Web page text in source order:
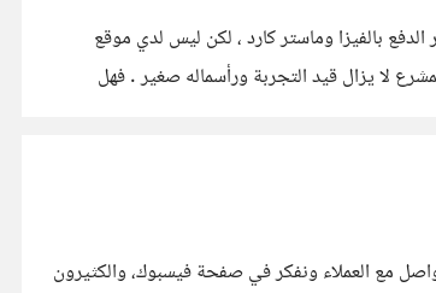
بالفيزا وماستر كارد ، لكن ليس لدي موقع
لا يزال قيد التجربة ورأسماله صغير . فهل
مع العملاء ونفكر في صفحة فيسبوك، والكثيرون